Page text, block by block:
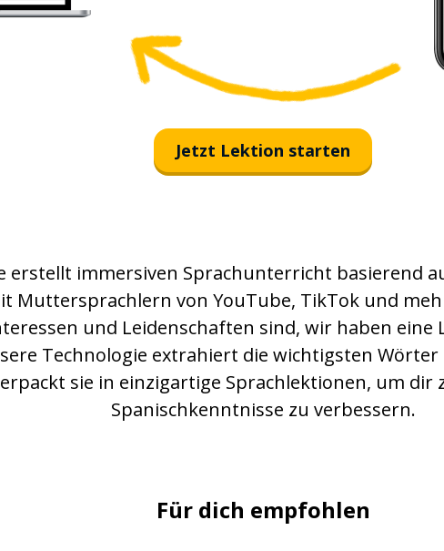
Jetzt Lektion starten
erstellt immersiven Sprachunterricht basierend
Muttersprachlern von YouTube, TikTok und
und Leidenschaften sind, wir haben eine
Technologie extrahiert die wichtigsten Wörter
sie in einzigartige Sprachlektionen, um dir
Spanischkenntnisse zu verbessern.
Für dich empfohlen